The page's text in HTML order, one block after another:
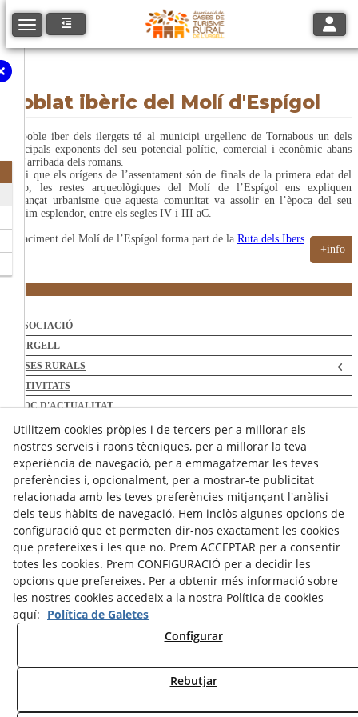
Toggle navigation
Poblat ibèric del Molí d'Espígol
El poble iber dels ilergets té al municipi urgellenc de Tornabous un dels
principals exponents del seu potencial polític, comercial i econòmic abans
de l’arribada dels romans.
Tot i que els orígens de l’assentament són de finals de la primera edat del
ferro, les restes arqueològiques del Molí de l’Espígol ens expliquen
l’avançat urbanisme que aquesta comunitat va assolir en l’època del seu
màxim esplendor, entre els segles IV i III aC.
El jaciment del Molí de l’Espígol forma part de la Ruta dels Ibers.
+info
ASSOCIACIÓ
L'URGELL
CASES RURALS
ACTIVITATS
BLOC D'ACTUALITAT
DESCÀRREGUES
ENLLAÇOS
CONTACTE
Amb la col·laboració de:
Associats amb:
Utilitzem cookies pròpies i de tercers per a millorar els
nostres serveis i raons tècniques, per a millorar la teva
experiència de navegació, per a emmagatzemar les teves
preferències i, opcionalment, per a mostrar-te publicitat
relacionada amb les teves preferències mitjançant l'anàlisi
dels teus hàbits de navegació. Hem inclòs algunes opcions de
configuració que et permeten dir-nos exactament les cookies
que prefereixes i les que no. Prem ACCEPTAR per a consentir
totes les cookies. Prem CONFIGURACIÓ per a decidir les
opcions que prefereixes. Per a obtenir més informació sobre
les nostres cookies accedeix a la nostra Política de cookies
aquí: Política de Galetes
Configurar
Rebutjar